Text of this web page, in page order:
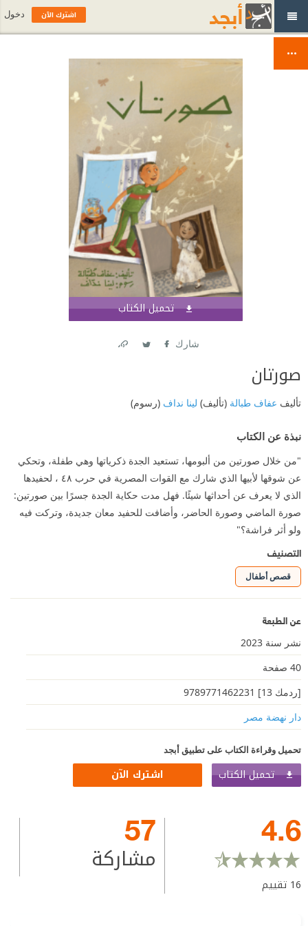
تحميل الكتاب
شارك
صورتان
تأليف عفاف طبالة (تأليف) لينا نداف (رسوم)
نبذة عن الكتاب
"من خلال صورتين من ألبومها، تستعيد الجدة ذكرياتها وهي طفلة، وتحكي
عن شوقها لأبيها الذي شارك مع القوات المصرية في حرب ٤٨ ، لحفيدها
الذي لا يعرف عن أحداثها شيئًا. فهل مدت حكاية الجدة جسرًا بين صورتين:
صورة الماضي وصورة الحاضر، وأضافت للحفيد معان جديدة، وتركت فيه
ولو أثر فراشة؟"
التصنيف
قصص أطفال
عن الطبعة
نشر سنة 2023
40 صفحة
[ردمك 13] 9789771462231
دار نهضة مصر
تحميل وقراءة الكتاب على تطبيق أبجد
تحميل الكتاب اشترك الآن
4.6
16 تقييم
57
مشاركة
اشترك الآن دخول